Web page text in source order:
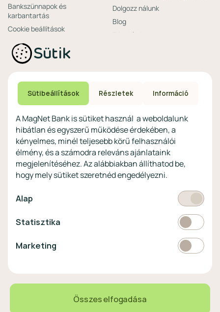
Bankszünnapok és
karbantartás
Cookie beállítások
Dolgozz nálunk
Blog
Friss hírek
Ajánlataink non-
profitoknak
számlacsomagok
Megtakarítások non-
profitoknak
Digitális szolgáltatások non-
profitoknak
eszközökön
Vértezze fel magát a
kibercsalásokkal
szemben!
Látogasson el a KiberPajzs
honlapra!
választó
EUR
Sütik
Sütibeállítások Részletek Információ
A MagNet Bank is sütiket használ a weboldalunk
hibátlan és egyszerű működése érdekében, a
kényelmes, minél teljesebb körű felhasználói
élmény, és a számodra releváns ajánlataink
megjelenítéséhez. Az alábbiakban állíthatod be,
hogy mely sütiket szeretnéd engedélyezni.
Alap Kötelező
Statisztika Statisztikai
Marketing Marketing
Összes elfogadása